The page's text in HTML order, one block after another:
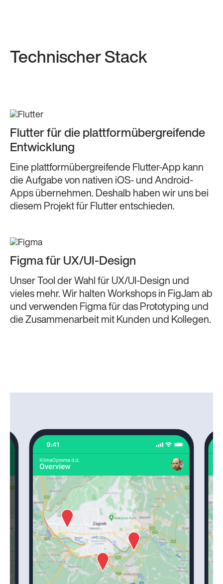
Technischer Stack
Flutter für die plattformübergreifende
Entwicklung
Eine plattformübergreifende Flutter-App kann
die Aufgabe von nativen iOS- und Android-
Apps übernehmen. Deshalb haben wir uns bei
diesem Projekt für Flutter entschieden.
Figma für UX/UI-Design
Unser Tool der Wahl für UX/UI-Design und
vieles mehr. Wir halten Workshops in FigJam ab
und verwenden Figma für das Prototyping und
die Zusammenarbeit mit Kunden und Kollegen.